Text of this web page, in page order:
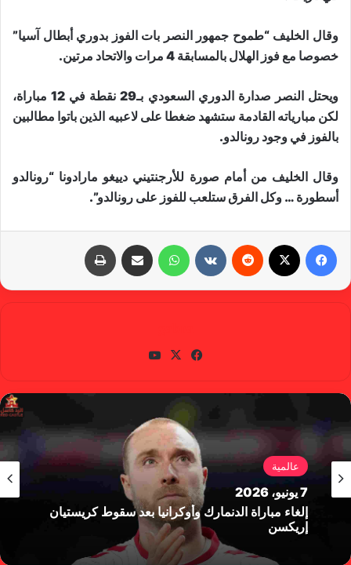
وقال الخليف “طموح جمهور النصر بات الفوز بدوري أبطال آسيا”
خصوصا مع فوز الهلال بالمسابقة 4 مرات والاتحاد مرتين.
ويحتل النصر صدارة الدوري السعودي بـ29 نقطة في 12 مباراة،
لكن مبارياته القادمة ستشهد ضغطا على لاعبيه الذين باتوا مطالبين
بالفوز في وجود رونالدو.
وقال الخليف من أمام صورة للأرجنتيني دييغو مارادونا “رونالدو
أسطورة … وكل الفرق ستلعب للفوز على رونالدو”.
واتساب
في
وك
X
عالمية
7 يونيو، 2026
إلغاء مباراة الدنمارك وأوكرانيا بعد سقوط كريستيان
إريكسن